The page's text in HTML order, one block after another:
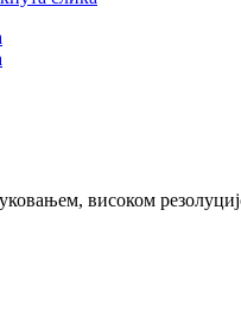
високом